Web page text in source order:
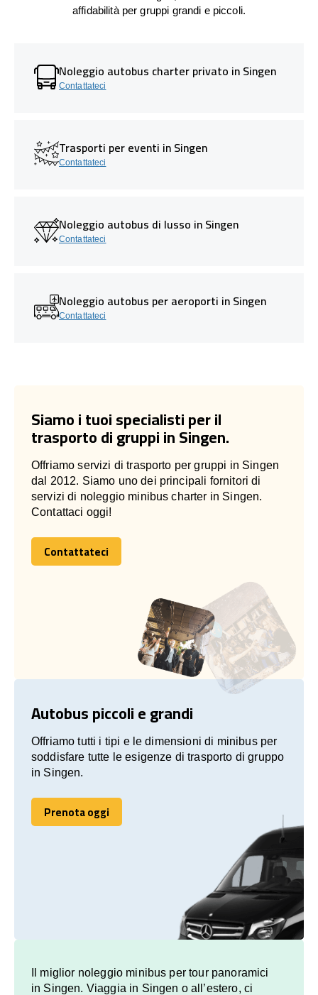
affidabilità per gruppi grandi e piccoli.
Noleggio autobus charter privato in Singen
Contattateci
Trasporti per eventi in Singen
Contattateci
Noleggio autobus di lusso in Singen
Contattateci
Noleggio autobus per aeroporti in Singen
Contattateci
Siamo i tuoi specialisti per il
trasporto di gruppi in Singen.
Offriamo servizi di trasporto per gruppi in Singen
dal 2012. Siamo uno dei principali fornitori di
servizi di noleggio minibus charter in Singen.
Contattaci oggi!
Contattateci
Contattateci
Autobus piccoli e grandi
Offriamo tutti i tipi e le dimensioni di minibus per
soddisfare tutte le esigenze di trasporto di gruppo
in Singen.
Prenota oggi
Prenota oggi
Il miglior noleggio minibus per tour panoramici
in Singen. Viaggia in Singen o all’estero, ci